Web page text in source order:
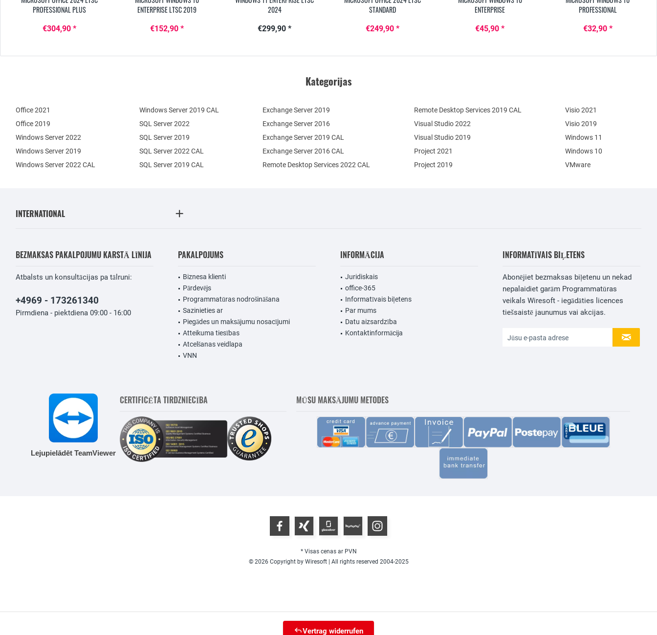
PROFESSIONAL PLUS
€304,90 *
ENTERPRISE LTSC 2019
€152,90 *
2024
€299,90 *
STANDARD
€249,90 *
ENTERPRISE
€45,90 *
PROFESSIONAL
€32,90 *
Kategorijas
Office 2021
Office 2019
Windows Server 2022
Windows Server 2019
Exchange Server 2019
Exchange Server 2016
SQL Server 2022
SQL Server 2019
Windows Server 2022 CAL
Windows Server 2019 CAL
SQL Server 2022 CAL
SQL Server 2019 CAL
Remote Desktop Services 2022 CAL
Remote Desktop Services 2019 CAL
Exchange Server 2019 CAL
Exchange Server 2016 CAL
Visual Studio 2022
Visual Studio 2019
Project 2021
Project 2019
Visio 2021
Visio 2019
Windows 11
Windows 10
VMware
INTERNATIONAL
BEZMAKSAS PAKALPOJUMU KARSTĀ LĪNIJA
Atbalsts un konsultācijas pa tālruni:
+4969 - 173261340
Pirmdiena - piektdiena 09:00 - 16:00
PAKALPOJUMS
Biznesa klienti
Pārdevējs
Programmatūras nodrošināšana
Sazinieties ar
Piegādes un maksājumu nosacījumi
Atteikuma tiesības
Atcelšanas veidlapa
VNN
INFORMĀCIJA
Juridiskais
office-365
Informatīvais biļetens
Par mums
Datu aizsardzība
Kontaktinformācija
INFORMATĪVAIS BIĻETENS
Abonējiet bezmaksas biļetenu un nekad
nepalaidiet garām Programmatūras
veikals Wiresoft - iegādāties licences
tiešsaistē jaunumus vai akcijas.
Lejupielādēt TeamViewer
CERTIFICĒTA TIRDZNIECĪBA MŪSU MAKSĀJUMU METODES
* Visas cenas ar PVN
© 2026 Copyright by Wiresoft | All rights reserved 2004-2025
Vertrag widerrufen